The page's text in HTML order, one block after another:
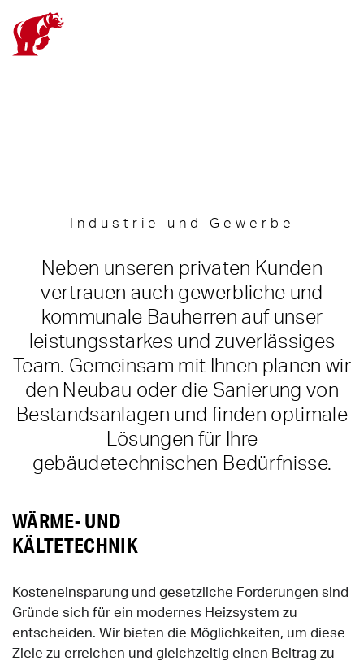
content
Industrie und Gewerbe
Neben unseren privaten Kunden
vertrauen auch gewerbliche und
kommunale Bauherren auf unser
leistungsstarkes und zuverlässiges
Team. Gemeinsam mit Ihnen planen wir
den Neubau oder die Sanierung von
Bestandsanlagen und finden optimale
Lösungen für Ihre
gebäudetechnischen Bedürfnisse.
WÄRME- UND
KÄLTETECHNIK
Kosteneinsparung und gesetzliche Forderungen sind
Gründe sich für ein modernes Heizsystem zu
entscheiden. Wir bieten die Möglichkeiten, um diese
Ziele zu erreichen und gleichzeitig einen Beitrag zu